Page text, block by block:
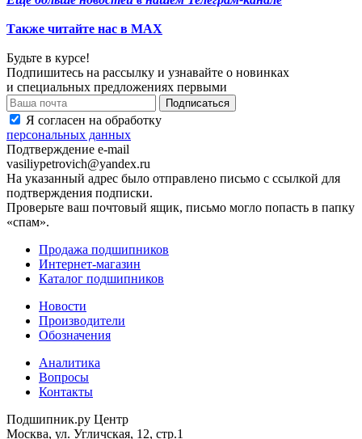
Также читайте нас в МАХ
Будьте в курсе!
Подпишитесь на рассылку и узнавайте о новинках
и специальных предложениях первыми
Я согласен на обработку
персональных данных
Подтверждение e-mail
vasiliypetrovich@yandex.ru
На указанный адрес было отправлено письмо с ссылкой для
подтверждения подписки.
Проверьте ваш почтовый ящик, письмо могло попасть в папку
«спам».
Продажа подшипников
Интернет-магазин
Каталог подшипников
Новости
Производители
Обозначения
Аналитика
Вопросы
Контакты
Подшипник.ру Центр
Москва, ул. Угличская, 12, стр.1